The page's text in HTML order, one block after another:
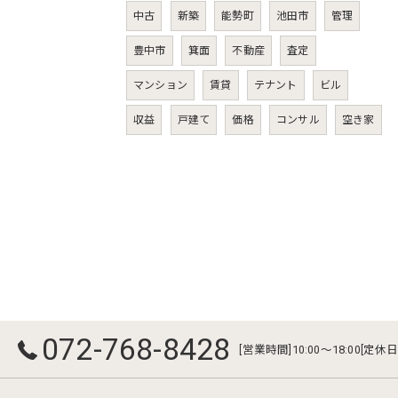
中古 新築 能勢町 池田市 管理
豊中市 箕面 不動産 査定
マンション 賃貸 テナント ビル
収益 戸建て 価格 コンサル 空き家
072-768-8428 [営業時間]10:00～18:00[定休